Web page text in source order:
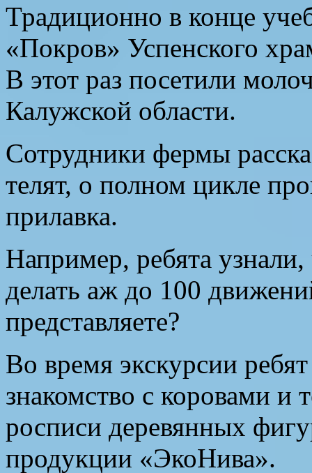
Традиционно в конце
«Покров» Успенского
В этот раз посетили
Калужской области.
Сотрудники фермы
телят, о полном цикле
прилавка.
Например, ребята узнали,
делать аж до 100
представляете?
Во время экскурсии
знакомство с коровами и
росписи деревянных
продукции «ЭкоНива».